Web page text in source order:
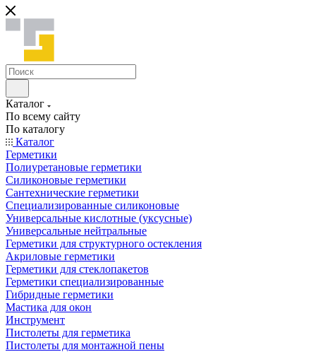
Каталог
По всему сайту
По каталогу
Каталог
Герметики
Полиуретановые герметики
Силиконовые герметики
Сантехнические герметики
Специализированные силиконовые
Универсальные кислотные (уксусные)
Универсальные нейтральные
Герметики для структурного остекления
Акриловые герметики
Герметики для стеклопакетов
Герметики специализированные
Гибридные герметики
Мастика для окон
Инструмент
Пистолеты для герметика
Пистолеты для монтажной пены